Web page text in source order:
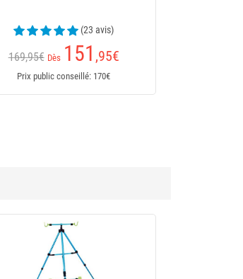
(23 avis)
169,95€ Dès 151 ,95€
Prix public conseillé: 170€